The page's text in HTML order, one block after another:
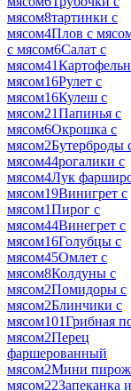
мясом8тартинки с
мясом4Плов с
с мясом6Салат с
мясом41
мясом16Рулет с
мясом16Кулеш с
мясом21Папинья с
мясом6Окрошка с
мясом2Бутерброды
мясом44рогалики с
мясом4Лук
мясом19Винигрет с
мясом1Пирог с
мясом44Винегрет с
мясом16Голубцы с
мясом45Омлет с
мясом8Колдуны с
мясом2Помидоры с
мясом2Блинчики с
мясом101Грибная
мясом2Перец
фаршерованный
мясом2Мини
мясом22Запеканка